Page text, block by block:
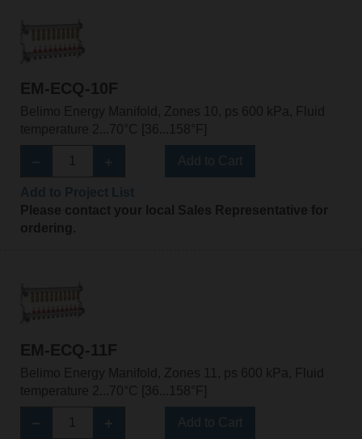
EM-ECQ-10F
Belimo Energy Manifold, Zones 10, ps 600 kPa, Fluid
temperature 2...70°C [36...158°F]
Please contact your local Sales Representative for
ordering.
EM-ECQ-11F
Belimo Energy Manifold, Zones 11, ps 600 kPa, Fluid
temperature 2...70°C [36...158°F]